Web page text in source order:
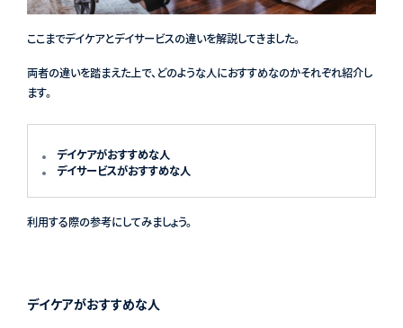
ここまでデイケアとデイサービスの違いを解説してきました。
両者の違いを踏まえた上で、どのような人におすすめなのかそれぞれ紹介し
ます。
デイケアがおすすめな人
デイサービスがおすすめな人
利用する際の参考にしてみましょう。
デイケアがおすすめな人